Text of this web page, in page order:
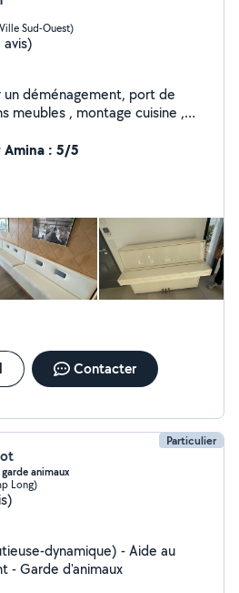
Sud-Ouest)
un déménagement, port de
meubles , montage cuisine ,
de ménage à effectuer dans
Amina : 5/5
Contacter
Particulier
animaux
Long)
dynamique) - Aide au
- Garde d'animaux